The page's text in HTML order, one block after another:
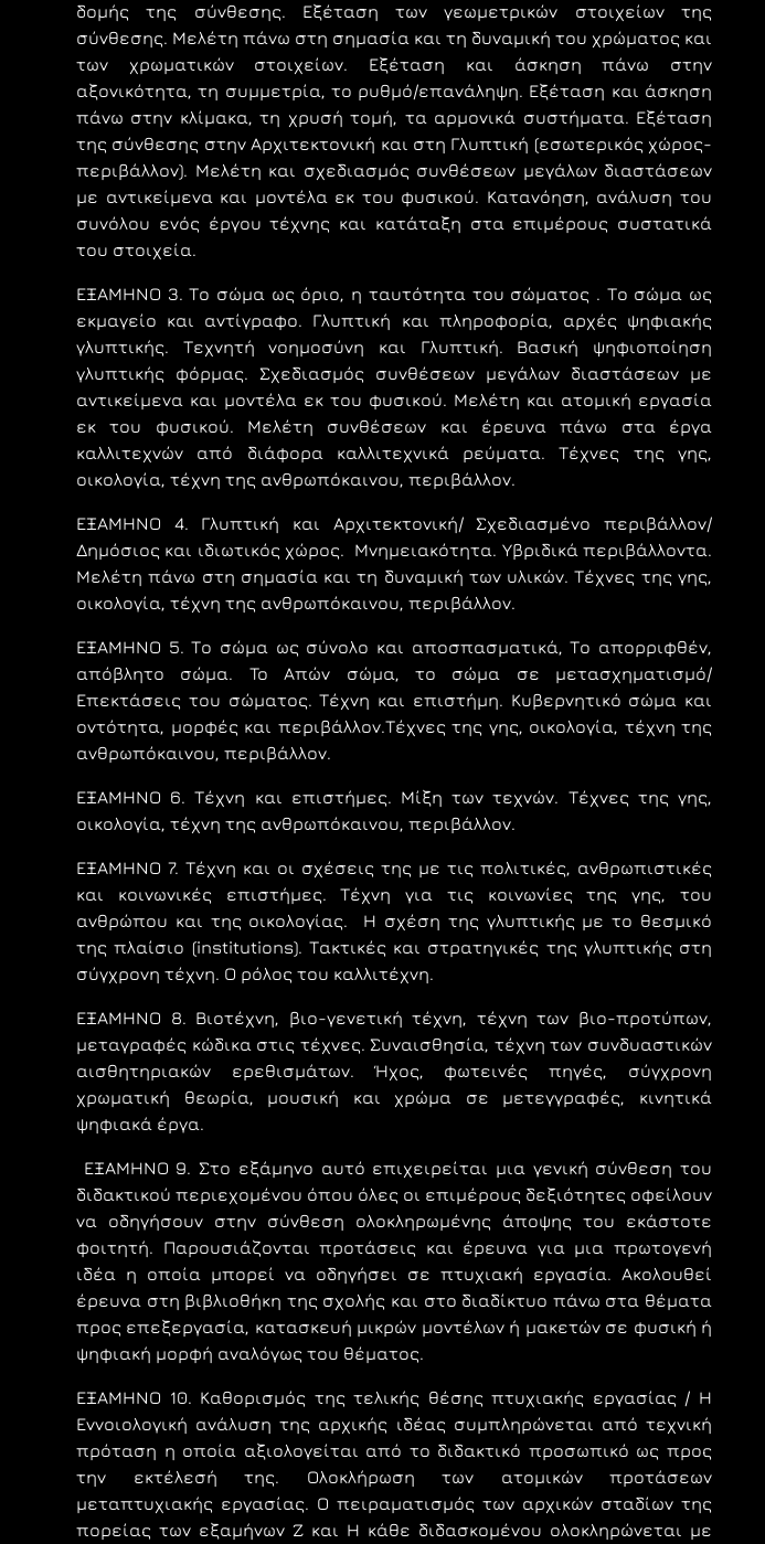
δομής της σύνθεσης. Εξέταση των γεωμετρικών στοιχείων της
σύνθεσης. Μελέτη πάνω στη σημασία και τη δυναμική του χρώματος και
των χρωματικών στοιχείων. Εξέταση και άσκηση πάνω στην
αξονικότητα, τη συμμετρία, το ρυθμό/επανάληψη. Εξέταση και άσκηση
πάνω στην κλίμακα, τη χρυσή τομή, τα αρμονικά συστήματα. Εξέταση
της σύνθεσης στην Αρχιτεκτονική και στη Γλυπτική (εσωτερικός χώρος-
περιβάλλον). Μελέτη και σχεδιασμός συνθέσεων μεγάλων διαστάσεων
με αντικείμενα και μοντέλα εκ του φυσικού. Κατανόηση, ανάλυση του
συνόλου ενός έργου τέχνης και κατάταξη στα επιμέρους συστατικά
του στοιχεία.
ΕΞΑΜΗΝΟ 3.Το σώμα ως όριο, η ταυτότητα του σώματος . Το σώμα ως
εκμαγείο και αντίγραφο. Γλυπτική και πληροφορία, αρχές ψηφιακής
γλυπτικής. Tεχνητή νοημοσύνη και Γλυπτική. Βασική ψηφιοποίηση
γλυπτικής φόρμας. Σχεδιασμός συνθέσεων μεγάλων διαστάσεων με
αντικείμενα και μοντέλα εκ του φυσικού. Μελέτη και ατομική εργασία
εκ του φυσικού. Μελέτη συνθέσεων και έρευνα πάνω στα έργα
καλλιτεχνών από διάφορα καλλιτεχνικά ρεύματα. Τέχνες της γης,
οικολογία, τέχνη της ανθρωπόκαινου, περιβάλλον.
ΕΞΑΜΗΝΟ 4. Γλυπτική και Αρχιτεκτονική/ Σχεδιασμένο περιβάλλον/
Δημόσιος και ιδιωτικός χώρος. Mνημειακότητα. Υβριδικά περιβάλλοντα.
Μελέτη πάνω στη σημασία και τη δυναμική των υλικών. Τέχνες της γης,
οικολογία, τέχνη της ανθρωπόκαινου, περιβάλλον.
ΕΞΑΜΗΝΟ 5.Το σώμα ως σύνολο και αποσπασματικά, Tο απορριφθέν,
απόβλητο σώμα. To Απών σώμα, το σώμα σε μετασχηματισμό/
Επεκτάσεις του σώματος.Tέχνη και επιστήμη. Κυβερνητικό σώμα και
οντότητα, μορφές και περιβάλλον.Τέχνες της γης, οικολογία, τέχνη της
ανθρωπόκαινου, περιβάλλον.
ΕΞΑΜΗΝΟ 6.Tέχνη και επιστήμες. Μίξη των τεχνών. Τέχνες της γης,
οικολογία, τέχνη της ανθρωπόκαινου, περιβάλλον.
ΕΞΑΜΗΝΟ 7. Τέχνη και οι σχέσεις της με τις πολιτικές, ανθρωπιστικές
και κοινωνικές επιστήμες.Τέχνη για τις κοινωνίες της γης, του
ανθρώπου και της οικολογίας. Η σχέση της γλυπτικής με το θεσμικό
της πλαίσιο (institutions). Τακτικές και στρατηγικές της γλυπτικής στη
σύγχρονη τέχνη. Ο ρόλος του καλλιτέχνη.
ΕΞΑΜΗΝΟ 8. Βιοτέχνη, βιο-γενετική τέχνη, τέχνη των βιο-προτύπων,
μεταγραφές κώδικα στις τέχνες.Συναισθησία, τέχνη των συνδυαστικών
αισθητηριακών ερεθισμάτων. Ήχος, φωτεινές πηγές, σύγχρονη
χρωματική θεωρία, μουσική και χρώμα σε μετεγγραφές, κινητικά
ψηφιακά έργα.
ΕΞΑΜΗΝΟ 9.Στο εξάμηνο αυτό επιχειρείται μια γενική σύνθεση του
διδακτικού περιεχομένου όπου όλες οι επιμέρους δεξιότητες οφείλουν
να οδηγήσουν στην σύνθεση ολοκληρωμένης άποψης του εκάστοτε
φοιτητή. Παρουσιάζονται προτάσεις και έρευνα για μια πρωτογενή
ιδέα η οποία μπορεί να οδηγήσει σε πτυχιακή εργασία. Ακολουθεί
έρευνα στη βιβλιοθήκη της σχολής και στο διαδίκτυο πάνω στα θέματα
προς επεξεργασία, κατασκευή μικρών μοντέλων ή μακετών σε φυσική ή
ψηφιακή μορφή αναλόγως του θέματος.
ΕΞΑΜΗΝΟ 10. Καθορισμός της τελικής θέσης πτυχιακής εργασίας / Η
Εννοιολογική ανάλυση της αρχικής ιδέας συμπληρώνεται από τεχνική
πρόταση η οποία αξιολογείται από το διδακτικό προσωπικό ως προς
την εκτέλεσή της. Ολοκλήρωση των ατομικών προτάσεων
μεταπτυχιακής εργασίας. Ο πειραματισμός των αρχικών σταδίων της
πορείας των εξαμήνων Ζ και Η κάθε διδασκομένου ολοκληρώνεται με